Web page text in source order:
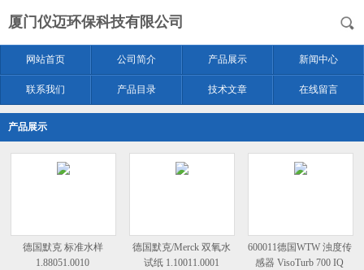
厦门仪迈环保科技有限公司
网站首页 公司简介 产品展示 新闻中心
联系我们 产品目录 技术文章 在线留言
产品展示
德国默克 标准水样
1.88051.0010
德国默克/Merck 双氧水
试纸 1.10011.0001
600011德国WTW 浊度传
感器 VisoTurb 700 IQ